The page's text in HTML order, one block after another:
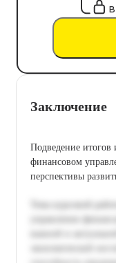
Заключение
Подведение итогов
финансовом
перспективы